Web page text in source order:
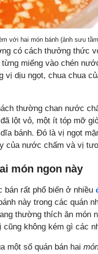
với hai món bánh (ảnh sưu
có cách thưởng thức
miếng vào chén
vị dịu ngọt, chua chua
thường chan nước
lột vỏ, một ít tóp mỡ
bánh. Đó là vị ngọt
của nước chấm và vị
món ngon này
rất phổ biến ở nhiều
này trong các quán
thường thích ăn món
không kém gì các
một số quán bán hai